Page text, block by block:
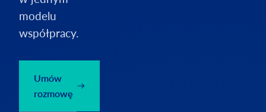
modelu
współpracy.
Umów
rozmowę